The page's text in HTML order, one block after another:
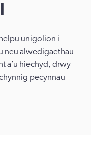
unigolion i
neu alwedigaethau
a’u hiechyd, drwy
pecynnau